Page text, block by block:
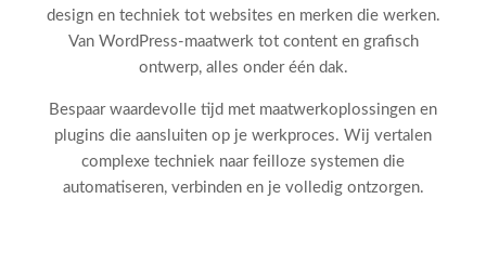
design en techniek tot websites en merken die werken.
Van WordPress-maatwerk tot content en grafisch
ontwerp, alles onder één dak.
Bespaar waardevolle tijd met maatwerkoplossingen en
plugins die aansluiten op je werkproces. Wij vertalen
complexe techniek naar feilloze systemen die
automatiseren, verbinden en je volledig ontzorgen.